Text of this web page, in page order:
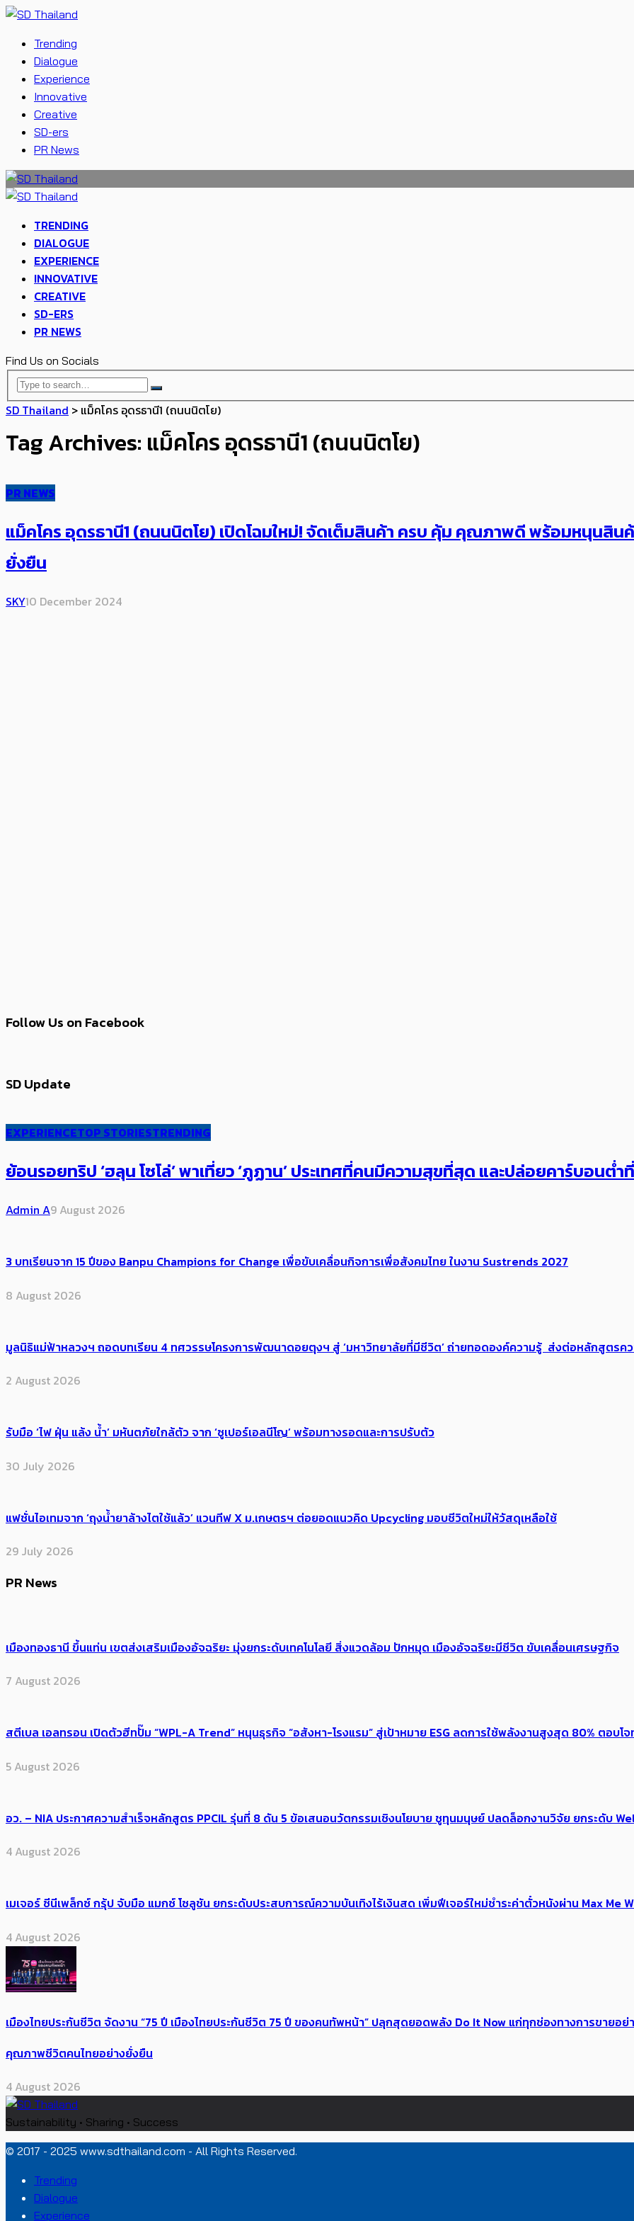
Trending
Dialogue
Experience
Innovative
Creative
SD-ers
PR News
TRENDING
DIALOGUE
EXPERIENCE
INNOVATIVE
CREATIVE
SD-ERS
PR NEWS
Find Us on Socials
SD Thailand > แม็คโคร อุดรธานี1 (ถนนนิตโย)
Tag Archives: แม็คโคร อุดรธานี1 (ถนนนิตโย)
PR NEWS
แม็คโคร อุดรธานี1 (ถนนนิตโย) เปิดโฉมใหม่! จัดเต็มสินค้า ครบ คุ้ม คุณภาพดี พร้อมหนุนสิน
ยั่งยืน
SKY10 December 2024
Follow Us on Facebook
SD Update
EXPERIENCETOP STORIESTRENDING
ย้อนรอยทริป ‘ฮลุน โซโล่’ ​​พาเที่ยว ‘ภูฏาน’ ประเทศ​ที่คน​มีความสุข​ที่สุด​​ และปล่อยคาร์​บอนต่ำ
Admin A9 August 2026
3 บทเรียนจาก 15 ปีของ Banpu Champions for Change เพื่อขับเคลื่อนกิจการเพื่อสังคมไทย ในงาน Sustrends 2027
8 August 2026
มูลนิธิแม่ฟ้าหลวงฯ ถอดบทเรียน 4 ทศวรรษโครงการพัฒนาดอยตุงฯ สู่ ‘มหาวิทยาลัยที่มีชีวิต’ ถ่ายทอดองค์ความรู้ ส่งต่อหลักสูตรค
2 August 2026
รับมือ ‘ไฟ ฝุ่น แล้ง น้ำ’ มหันตภัยใกล้ตัว จาก ‘ซูเปอร์เอลนีโญ’ พร้อมทางรอดและการปรับตัว
30 July 2026
แฟชั่นไอเทมจาก ‘ถุงน้ำยาล้างไตใช้แล้ว’ แวนทีฟ X ม.เกษตรฯ ต่อยอดแนวคิด Upcycling มอบชีวิตใหม่ให้วัสดุเหลือใช้
29 July 2026
PR News
เมืองทองธานี ขึ้นแท่น เขตส่งเสริมเมืองอัจฉริยะ มุ่งยกระดับเทคโนโลยี สิ่งแวดล้อม ปักหมุด เมืองอัจฉริยะมีชีวิต ขับเคลื่อนเศรษฐกิจ
7 August 2026
สตีเบล เอลทรอน เปิดตัวฮีทปั๊ม “WPL-A Trend” หนุนธุรกิจ “อสังหา-โรงแรม” สู่เป้าหมาย ESG ลดการใช้พลังงานสูงสุด 80% ตอบโ
5 August 2026
อว. – NIA ประกาศความสำเร็จหลักสูตร PPCIL รุ่นที่ 8 ดัน 5 ข้อเสนอนวัตกรรมเชิงนโยบาย ชูทุนมนุษย์ ปลดล็อกงานวิจัย ยกระดับ
4 August 2026
เมเจอร์ ซีนีเพล็กซ์ กรุ้ป จับมือ แมกซ์ โซลูชัน ยกระดับประสบการณ์ความบันเทิงไร้เงินสด เพิ่มฟีเจอร์ใหม่ชำระค่าตั๋วหนังผ่าน Max
4 August 2026
เมืองไทยประกันชีวิต จัดงาน “75 ปี เมืองไทยประกันชีวิต 75 ปี ของคนทัพหน้า” ปลุกสุดยอดพลัง Do It Now แก่ทุกช่องทางการขาย
คุณภาพชีวิตคนไทยอย่างยั่งยืน
4 August 2026
Sustainability • Sharing • Success
© 2017 - 2025 www.sdthailand.com - All Rights Reserved.
Trending
Dialogue
Experience